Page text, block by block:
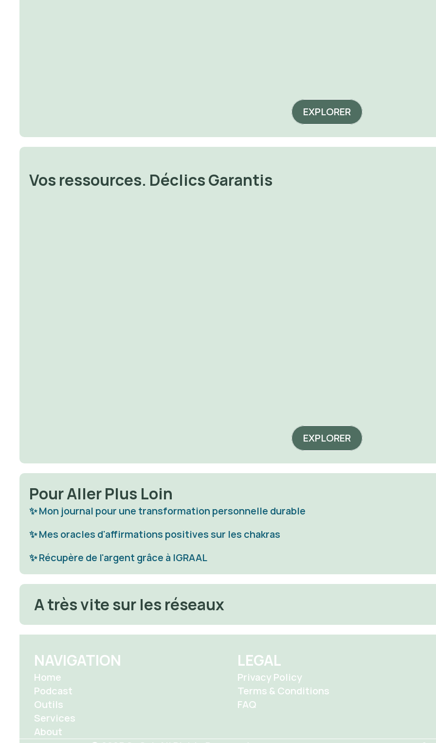
EXPLORER
Vos ressources. Déclics Garantis
EXPLORER
Pour Aller Plus Loin
✨ Mon journal pour une transformation personnelle durable
✨ Mes oracles d'affirmations positives sur les chakras
✨ Récupère de l'argent grâce à IGRAAL
A très vite sur les réseaux
NAVIGATION
Home
Podcast
Outils
Services
About
LEGAL
Privacy Policy
Terms & Conditions
FAQ